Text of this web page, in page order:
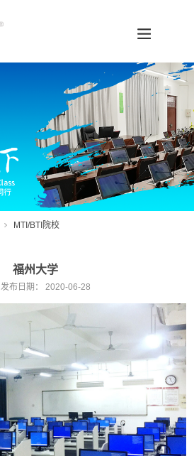
MTI/BTI院校
福州大学
发布日期： 2020-06-28